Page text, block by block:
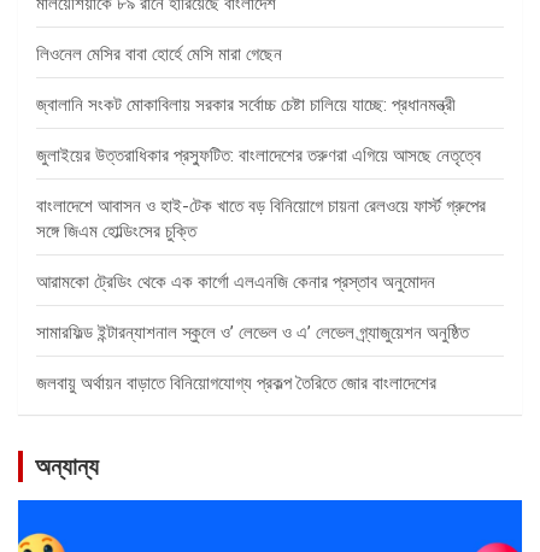
লিওনেল মেসির বাবা হোর্হে মেসি মারা গেছেন
জ্বালানি সংকট মোকাবিলায় সরকার সর্বোচ্চ চেষ্টা চালিয়ে যাচ্ছে: প্রধানমন্ত্রী
জুলাইয়ের উত্তরাধিকার প্রস্ফুটিত: বাংলাদেশের তরুণরা এগিয়ে আসছে নেতৃত্বে
বাংলাদেশে আবাসন ও হাই-টেক খাতে বড় বিনিয়োগে চায়না রেলওয়ে ফার্স্ট গ্রুপের
সঙ্গে জিএম হোল্ডিংসের চুক্তি
আরামকো ট্রেডিং থেকে এক কার্গো এলএনজি কেনার প্রস্তাব অনুমোদন
সামারফিল্ড ইন্টারন্যাশনাল স্কুলে ও’ লেভেল ও এ’ লেভেল গ্র্যাজুয়েশন অনুষ্ঠিত
জলবায়ু অর্থায়ন বাড়াতে বিনিয়োগযোগ্য প্রকল্প তৈরিতে জোর বাংলাদেশের
অন্যান্য